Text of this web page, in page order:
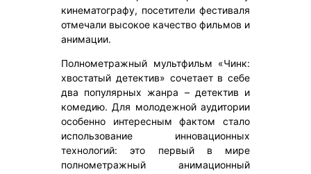
кинематографу, посетители фестиваля
отмечали высокое качество фильмов и
анимации.
Полнометражный мультфильм «Чинк:
хвостатый детектив» сочетает в себе
два популярных жанра – детектив и
комедию. Для молодежной аудитории
особенно интересным фактом стало
использование инновационных
технологий: это первый в мире
полнометражный анимационный